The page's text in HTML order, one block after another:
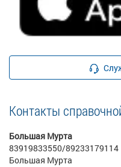
Контакты
Большая Мурта
83919833550/89233179114
Большая Мурта